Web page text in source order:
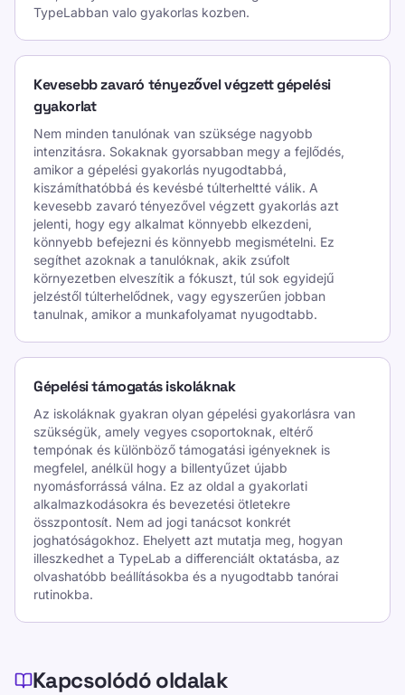
TypeLabban valo gyakorlas kozben.
Kevesebb zavaró tényezővel végzett gépelési
gyakorlat
Nem minden tanulónak van szüksége nagyobb
intenzitásra. Sokaknak gyorsabban megy a fejlődés,
amikor a gépelési gyakorlás nyugodtabbá,
kiszámíthatóbbá és kevésbé túlterheltté válik. A
kevesebb zavaró tényezővel végzett gyakorlás azt
jelenti, hogy egy alkalmat könnyebb elkezdeni,
könnyebb befejezni és könnyebb megismételni. Ez
segíthet azoknak a tanulóknak, akik zsúfolt
környezetben elveszítik a fókuszt, túl sok egyidejű
jelzéstől túlterhelődnek, vagy egyszerűen jobban
tanulnak, amikor a munkafolyamat nyugodtabb.
Gépelési támogatás iskoláknak
Az iskoláknak gyakran olyan gépelési gyakorlásra van
szükségük, amely vegyes csoportoknak, eltérő
tempónak és különböző támogatási igényeknek is
megfelel, anélkül hogy a billentyűzet újabb
nyomásforrássá válna. Ez az oldal a gyakorlati
alkalmazkodásokra és bevezetési ötletekre
összpontosít. Nem ad jogi tanácsot konkrét
joghatóságokhoz. Ehelyett azt mutatja meg, hogyan
illeszkedhet a TypeLab a differenciált oktatásba, az
olvashatóbb beállításokba és a nyugodtabb tanórai
rutinokba.
Kapcsolódó oldalak